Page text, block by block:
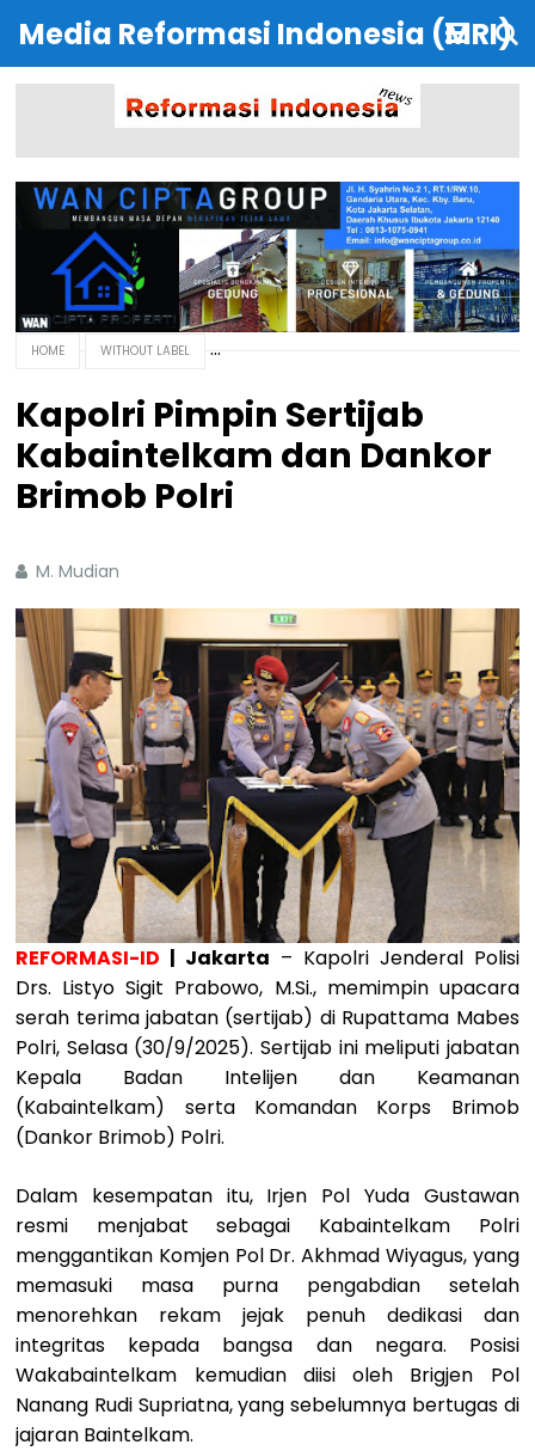
Media Reformasi Indonesia (MRI)
HOME WITHOUT LABEL
Kapolri Pimpin Sertijab
Kabaintelkam dan Dankor
Brimob Polri
M. Mudian
REFORMASI-ID | Jakarta – Kapolri Jenderal Polisi
Drs. Listyo Sigit Prabowo, M.Si., memimpin upacara
serah terima jabatan (sertijab) di Rupattama Mabes
Polri, Selasa (30/9/2025). Sertijab ini meliputi jabatan
Kepala Badan Intelijen dan Keamanan
(Kabaintelkam) serta Komandan Korps Brimob
(Dankor Brimob) Polri.
Dalam kesempatan itu, Irjen Pol Yuda Gustawan
resmi menjabat sebagai Kabaintelkam Polri
menggantikan Komjen Pol Dr. Akhmad Wiyagus, yang
memasuki masa purna pengabdian setelah
menorehkan rekam jejak penuh dedikasi dan
integritas kepada bangsa dan negara. Posisi
Wakabaintelkam kemudian diisi oleh Brigjen Pol
Nanang Rudi Supriatna, yang sebelumnya bertugas di
jajaran Baintelkam.